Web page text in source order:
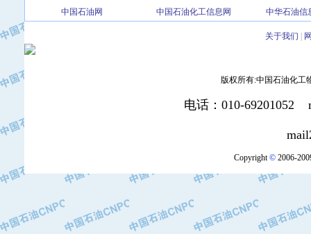
·北京德泰联华科技发展有限公司
·陕西爱瑞德控制工程有限公司
·大庆油田飞马有限公司
·大庆油田有限责任公司
·中国石油辽河油田分公司
中国石油网
中国石油化工信息网 中华石油信
关于我们
版权所有:中国石油化工
电话：010-69201052
Copyright©2006-